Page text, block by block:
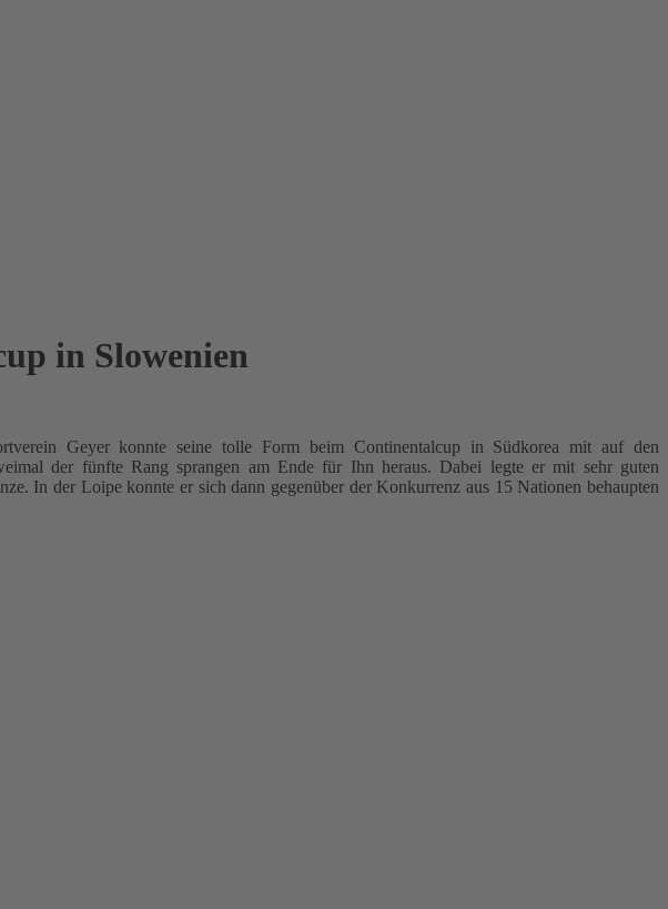
in Slowenien
Geyer konnte seine tolle Form beim Continentalcup in Südkorea mit auf den
der fünfte Rang sprangen am Ende für Ihn heraus. Dabei legte er mit sehr guten
In der Loipe konnte er sich dann gegenüber der Konkurrenz aus 15 Nationen behaupten